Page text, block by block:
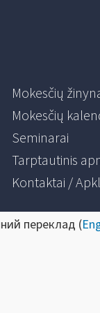
Mokesčių
Mokesčių
Seminarai
Tarptautinis
Kontaktai /
переклад (